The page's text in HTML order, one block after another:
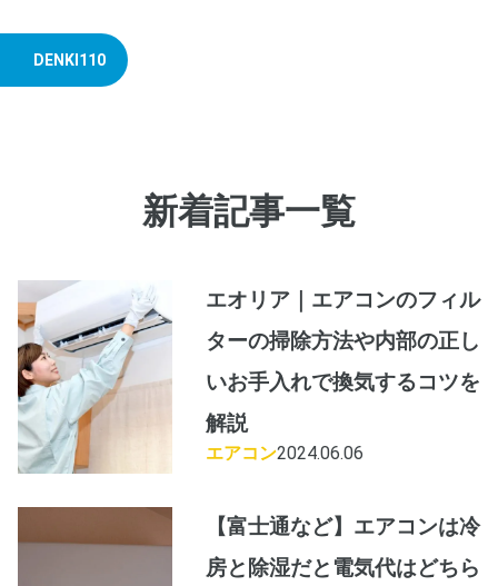
DENKI110
新着記事一覧
エオリア｜エアコンのフィル
ターの掃除方法や内部の正し
いお手入れで換気するコツを
解説
エアコン2024.06.06
【富士通など】エアコンは冷
房と除湿だと電気代はどちら